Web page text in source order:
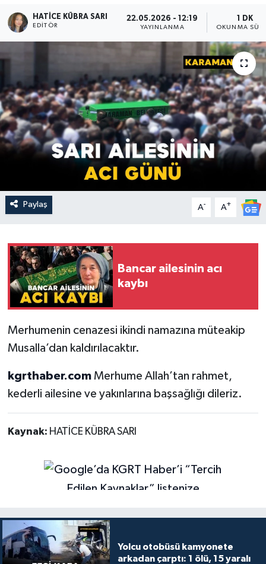
HATICE KÜBRA SARI
EDITÖR
22.05.2026 - 12:19
YAYINLANMA
1 DK
OKUNMA
Paylaş A- A+
Bancar ailesinin acı
kaybı
Merhumenin cenazesi ikindi namazına müteakip
Musalla’dan kaldırılacaktır.
kgrthaber.comMerhume Allah’tan rahmet,
kederli ailesine ve yakınlarına başsağlığı dileriz.
Kaynak: HATİCE KÜBRA SARI
Yolcu otobüsü kamyonete
arkadan çarptı: 1 ölü, 15 yaralı